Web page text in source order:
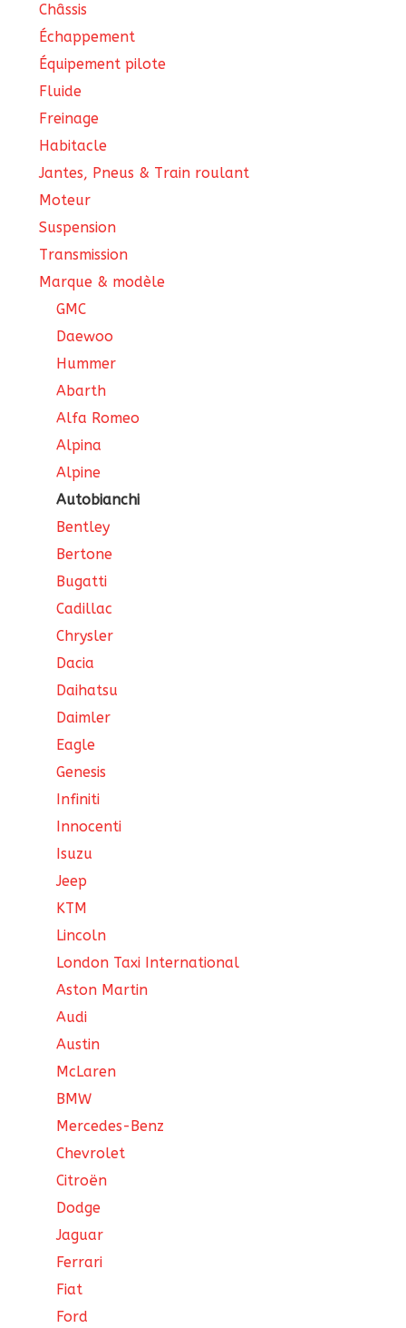
Châssis
Échappement
Équipement pilote
Fluide
Freinage
Habitacle
Jantes, Pneus & Train roulant
Moteur
Suspension
Transmission
Marque & modèle
GMC
Daewoo
Hummer
Abarth
Alfa Romeo
Alpina
Alpine
Autobianchi
Bentley
Bertone
Bugatti
Cadillac
Chrysler
Dacia
Daihatsu
Daimler
Eagle
Genesis
Infiniti
Innocenti
Isuzu
Jeep
KTM
Lincoln
London Taxi International
Aston Martin
Audi
Austin
McLaren
BMW
Mercedes-Benz
Chevrolet
Citroën
Dodge
Jaguar
Ferrari
Fiat
Ford